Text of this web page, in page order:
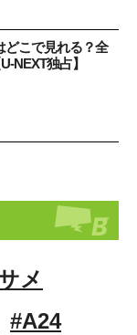
どこで見れる？全
NEXT独占】
メ
#A24